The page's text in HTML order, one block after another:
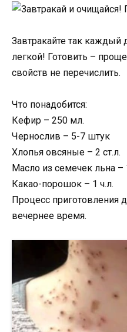
Завтракайте так каждый
легкой! Готовить –
свойств не перечислить.
Что понадобится:
Кефир – 250 мл.
Чернослив – 5-7 штук
Хлопья овсяные – 2 ст.л.
Масло из семечек льна –
Какао-порошок – 1 ч.л.
Процесс приготовления
вечернее время.